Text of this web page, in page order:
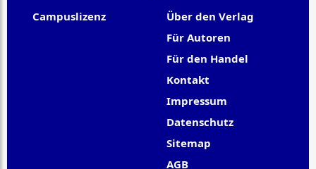
Campuslizenz
Über den Verlag
Für Autoren
Für den Handel
Kontakt
Impressum
Datenschutz
Sitemap
AGB